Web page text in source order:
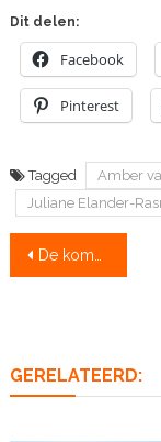
Dit delen:
Facebook
Pinterest
Tagged Amber
Juliane Elander-
Bericht
De komende honderd jaar is er nog veel te winnen
GERELATEERD: